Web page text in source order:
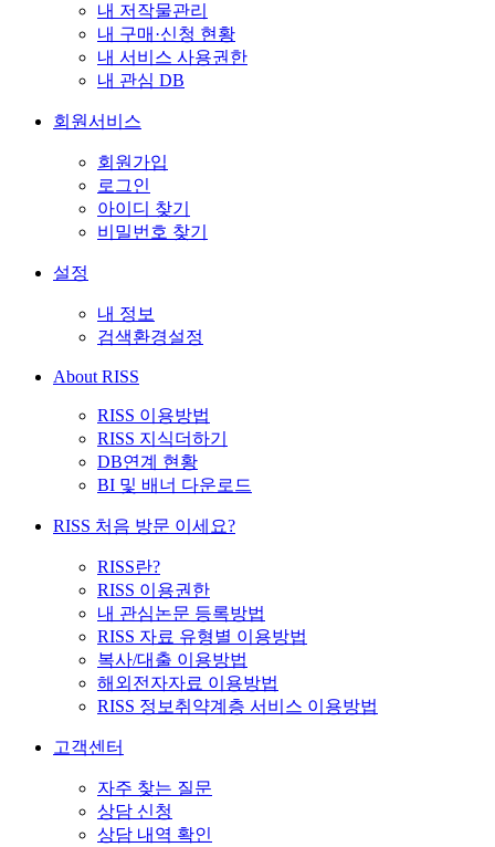
내 저작물관리
내 구매·신청 현황
내 서비스 사용권한
내 관심 DB
회원서비스
회원가입
로그인
아이디 찾기
비밀번호 찾기
설정
내 정보
검색환경설정
About RISS
RISS 이용방법
RISS 지식더하기
DB연계 현황
BI 및 배너 다운로드
RISS 처음 방문 이세요?
RISS란?
RISS 이용권한
내 관심논문 등록방법
RISS 자료 유형별 이용방법
복사/대출 이용방법
해외전자자료 이용방법
RISS 정보취약계층 서비스 이용방법
고객센터
자주 찾는 질문
상담 신청
상담 내역 확인